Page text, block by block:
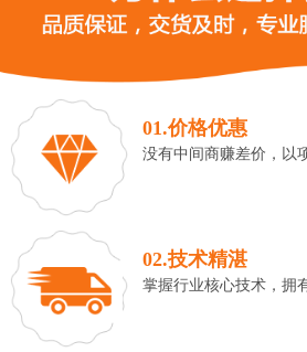
01.价格优惠
没有中间商赚差价，以
02.技术精湛
掌握行业核心技术，拥